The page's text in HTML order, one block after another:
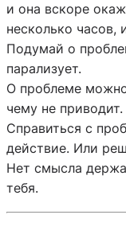
и она вскоре
несколько часов,
Подумай о
парализует.
О проблеме
чему не приводит.
Справиться с
действие. Или
Нет смысла
тебя.